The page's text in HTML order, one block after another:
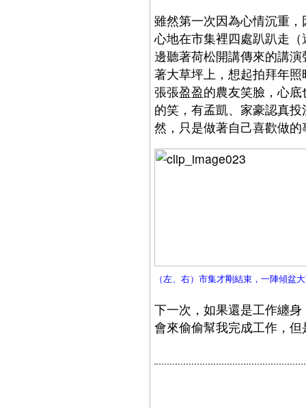
雖然第一次因為心情沉重
心地在市集裡四處趴趴走
邊聽著荷松開講傳來的講
著大草坪上，想起拍拜年
張張盈盈的農友笑臉，心
的笑，有孟凱、家豪認真
然，只是做著自己喜歡做
（左、右）市集才剛結束，一陣傾盆
下一次，如果還是工作纏
會來偷偷幫我完成工作，